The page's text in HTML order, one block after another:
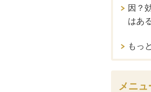
因？
はあ
もっ
メニュ